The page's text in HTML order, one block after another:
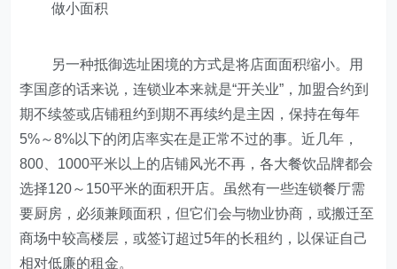
做小面积
另一种抵御选址困境的方式是将店面面积缩小。用
李国彦的话来说，连锁业本来就是“开关业”，加盟合约到
期不续签或店铺租约到期不再续约是主因，保持在每年
5%～8%以下的闭店率实在是正常不过的事。近几年，
800、1000平米以上的店铺风光不再，各大餐饮品牌都会
选择120～150平米的面积开店。虽然有一些连锁餐厅需
要厨房，必须兼顾面积，但它们会与物业协商，或搬迁至
商场中较高楼层，或签订超过5年的长租约，以保证自己
相对低廉的租金。